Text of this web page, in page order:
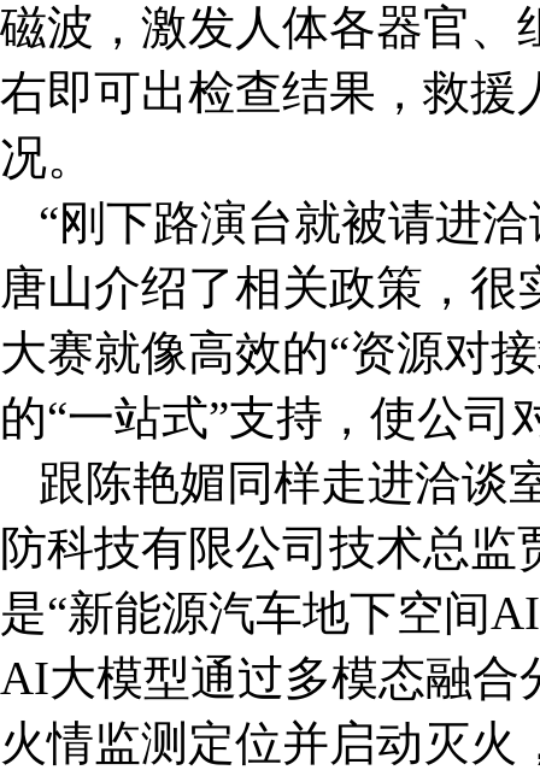
磁波，激发人体各器官、
右即可出检查结果，救援
况。
“刚下路演台就被请进
唐山介绍了相关政策，很
大赛就像高效的“资源对
的“一站式”支持，使公司
跟陈艳媚同样走进洽谈
防科技有限公司技术总
是“新能源汽车地下空间
AI大模型通过多模态融合
火情监测定位并启动灭